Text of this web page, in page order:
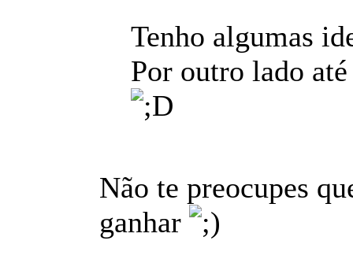
Tenho algumas
Por outro lado
Não te preocupes
ganhar